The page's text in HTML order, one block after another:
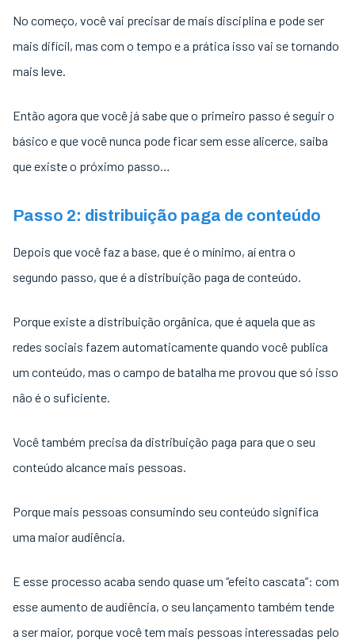
No começo, você vai precisar de mais disciplina e pode ser
mais difícil, mas com o tempo e a prática isso vai se tornando
mais leve.
Então agora que você já sabe que o primeiro passo é seguir o
básico e que você nunca pode ficar sem esse alicerce, saiba
que existe o próximo passo…
Passo 2: distribuição paga de conteúdo
Depois que você faz a base, que é o mínimo, aí entra o
segundo passo, que é a distribuição paga de conteúdo.
Porque existe a distribuição orgânica, que é aquela que as
redes sociais fazem automaticamente quando você publica
um conteúdo, mas o campo de batalha me provou que só isso
não é o suficiente.
Você também precisa da distribuição paga para que o seu
conteúdo alcance mais pessoas.
Porque mais pessoas consumindo seu conteúdo significa
uma maior audiência.
E esse processo acaba sendo quase um “efeito cascata”: com
esse aumento de audiência, o seu lançamento também tende
a ser maior, porque você tem mais pessoas interessadas pelo